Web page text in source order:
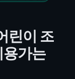
린이 조
용가는